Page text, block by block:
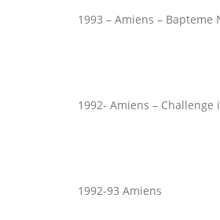
1993 – Amiens – Bapteme
1992- Amiens – Challenge
1992-93 Amiens